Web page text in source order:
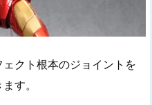
クト根本のジョイントを
す。